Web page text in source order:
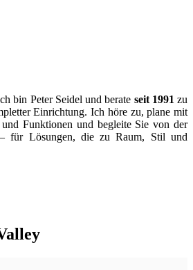
bin Peter Seidel und berate seit 1991 zu
Einrichtung. Ich höre zu, plane mit
Funktionen und begleite Sie von der
für Lösungen, die zu Raum, Stil und